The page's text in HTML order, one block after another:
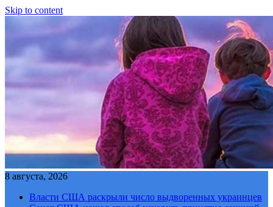
Skip to content
8 августа, 2026
Власти США раскрыли число выдворенных украинцев